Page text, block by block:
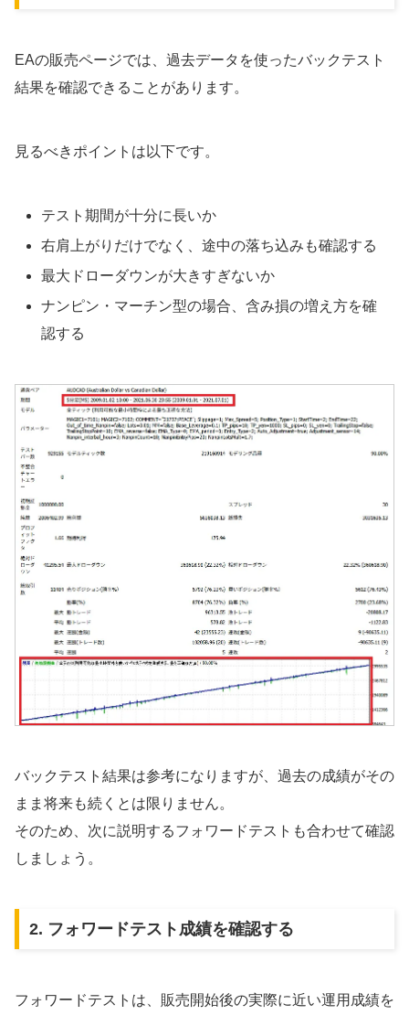
EAの販売ページでは、過去データを使ったバックテスト
結果を確認できることがあります。
見るべきポイントは以下です。
テスト期間が十分に長いか
右肩上がりだけでなく、途中の落ち込みも確認する
最大ドローダウンが大きすぎないか
ナンピン・マーチン型の場合、含み損の増え方を確
認する
バックテスト結果は参考になりますが、過去の成績がその
まま将来も続くとは限りません。
そのため、次に説明するフォワードテストも合わせて確認
しましょう。
2. フォワードテスト成績を確認する
フォワードテストは、販売開始後の実際に近い運用成績を